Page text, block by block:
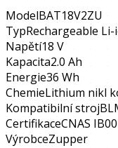
ModelBAT18V2ZU
TypRechargeable Li-
Napětí18 V
Kapacita2.0 Ah
Energie36 Wh
ChemieLithium nikl
Kompatibilní stroj
CertifikaceCNAS
VýrobceZupper